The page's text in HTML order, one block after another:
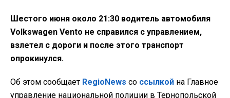
Шестого июня около 21:30 водитель автомобиля
Volkswagen Vento не справился с управлением,
взлетел с дороги и после этого транспорт
опрокинулся.
Об этом сообщает RegioNews со ссылкой на Главное
управление национальной полиции в Тернопольской